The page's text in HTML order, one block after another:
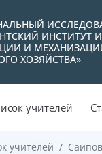
ИНСТИТУТ
И
ХОЗЯЙСТВА»
учителей
учителей